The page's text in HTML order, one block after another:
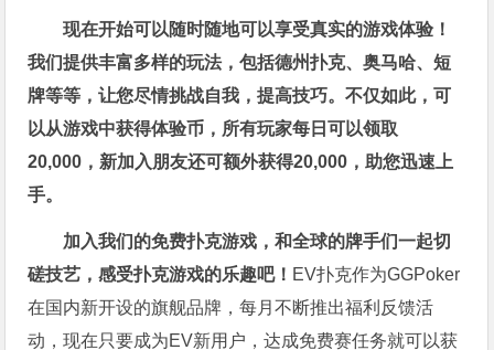
现在开始可以随时随地可以享受真实的游戏体验！
我们提供丰富多样的玩法，包括德州扑克、奥马哈、短
牌等等，让您尽情挑战自我，提高技巧。不仅如此，可
以从游戏中获得体验币，所有玩家每日可以领取
20,000，新加入朋友还可额外获得20,000，助您迅速上
手。
加入我们的免费扑克游戏，和全球的牌手们一起切
磋技艺，感受扑克游戏的乐趣吧！ EV扑克作为GGPoker
在国内新开设的旗舰品牌，每月不断推出福利反馈活
动，现在只要成为EV新用户，达成免费赛任务就可以获